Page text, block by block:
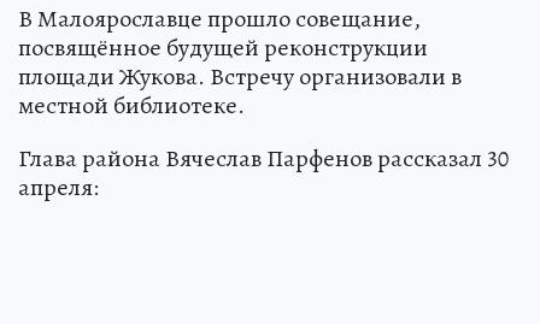
В Малоярославце прошло совещание,
посвящённое будущей реконструкции
площади Жукова. Встречу организовали в
местной библиотеке.
Глава района Вячеслав Парфенов рассказал 30
апреля: